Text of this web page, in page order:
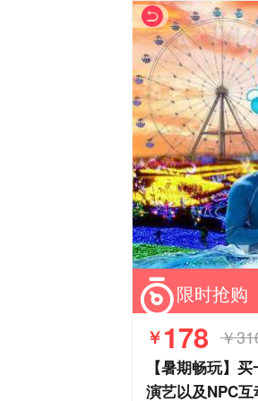
限时抢购
￥178 ￥
【暑期畅玩】
演艺以及NPC